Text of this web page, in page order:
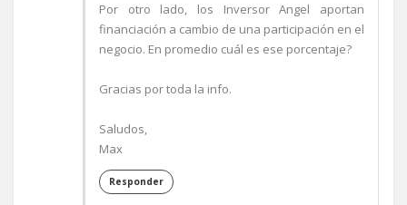
Por otro lado, los Inversor Angel aportan
financiación a cambio de una participación en el
negocio. En promedio cuál es ese porcentaje?
Gracias por toda la info.
Saludos,
Max
Responder